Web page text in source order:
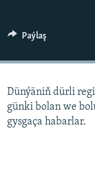
Paýlaş
Dünýäniň dürli
günki bolan we
gysgaça habarlar.